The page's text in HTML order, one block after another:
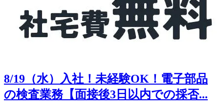
8/19（水）入社！未経験OK！電子部品
の検査業務【面接後3日以内での採否...